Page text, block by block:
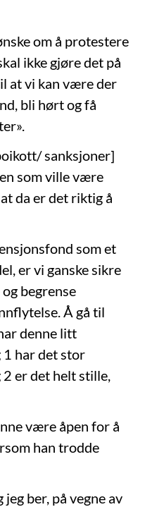
om å protestere
ikke gjøre det på
at vi kan være der
bli hørt og få
sanksjoner]
som ville være
da er det riktig å
som et
er vi ganske sikre
begrense
Å gå til
denne litt
1 har det stor
er det helt stille,
være åpen for å
han trodde
ber, på vegne av